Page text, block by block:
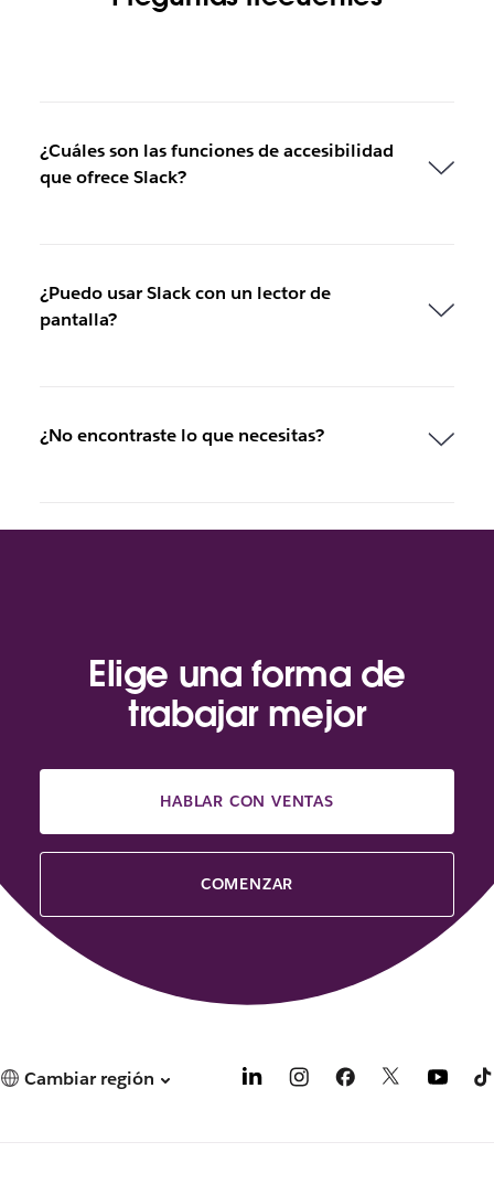
¿Cuáles son las funciones de accesibilidad
que ofrece Slack?
¿Puedo usar Slack con un lector de
pantalla?
¿No encontraste lo que necesitas?
Elige una forma de
trabajar mejor
HABLAR CON VENTAS
COMENZAR
Cambiar región